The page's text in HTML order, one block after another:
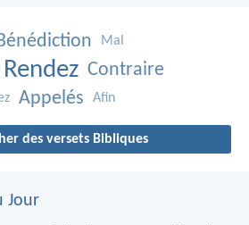
Mal
Rendez Contraire
Appelés Afin
des versets Bibliques
Jour